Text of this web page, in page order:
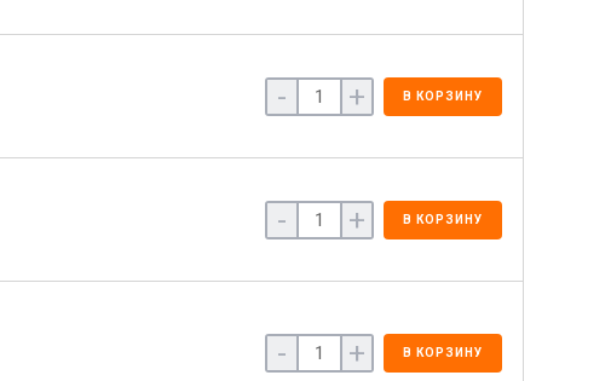
- + В КОРЗИНУ
- + В КОРЗИНУ
- + В КОРЗИНУ